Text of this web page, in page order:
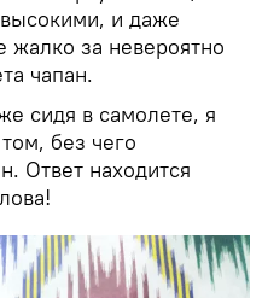
и даже
жалко за невероятно
чапан.
сидя в самолете, я
без чего
Ответ находится